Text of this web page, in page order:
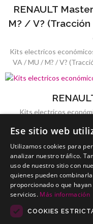
RENAULT
M? / V?
Kits electricos
VA / MU / M? / V?
Kits electricos
Kits electricos
Ese sitio web
Utilizamos cookies para
analizar nuestro tráfico.
uso de nuestro sitio con
quienes pueden
proporcionado o que
servicios. Más información
COOKIES